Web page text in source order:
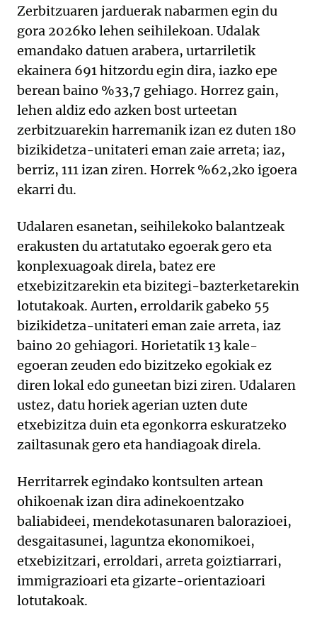
Zerbitzuaren jarduerak nabarmen egin du
gora 2026ko lehen seihilekoan. Udalak
emandako datuen arabera, urtarriletik
ekainera 691 hitzordu egin dira, iazko epe
berean baino %33,7 gehiago. Horrez gain,
lehen aldiz edo azken bost urteetan
zerbitzuarekin harremanik izan ez duten 180
bizikidetza-unitateri eman zaie arreta; iaz,
berriz, 111 izan ziren. Horrek %62,2ko igoera
ekarri du.
Udalaren esanetan, seihilekoko balantzeak
erakusten du artatutako egoerak gero eta
konplexuagoak direla, batez ere
etxebizitzarekin eta bizitegi-bazterketarekin
lotutakoak. Aurten, erroldarik gabeko 55
bizikidetza-unitateri eman zaie arreta, iaz
baino 20 gehiagori. Horietatik 13 kale-
egoeran zeuden edo bizitzeko egokiak ez
diren lokal edo guneetan bizi ziren. Udalaren
ustez, datu horiek agerian uzten dute
etxebizitza duin eta egonkorra eskuratzeko
zailtasunak gero eta handiagoak direla.
Herritarrek egindako kontsulten artean
ohikoenak izan dira adinekoentzako
baliabideei, mendekotasunaren balorazioei,
desgaitasunei, laguntza ekonomikoei,
etxebizitzari, erroldari, arreta goiztiarrari,
immigrazioari eta gizarte-orientazioari
lotutakoak.